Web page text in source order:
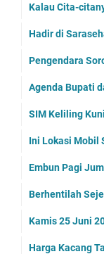
Kalau Cita-
Hadir di
Pengendara
Agenda Bupati
SIM Keliling
Ini Lokasi Mobil
Embun Pagi
Berhentilah
Kamis 25 Juni
Harga Kacang